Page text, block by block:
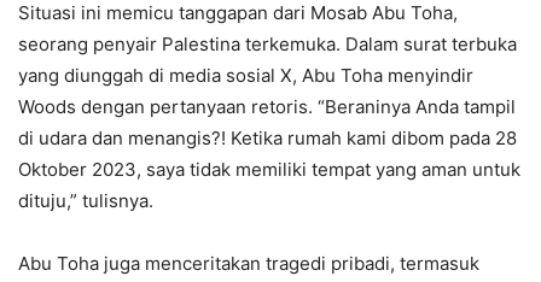
Situasi ini memicu tanggapan dari Mosab Abu Toha,
seorang penyair Palestina terkemuka. Dalam surat terbuka
yang diunggah di media sosial X, Abu Toha menyindir
Woods dengan pertanyaan retoris. “Beraninya Anda tampil
di udara dan menangis?! Ketika rumah kami dibom pada 28
Oktober 2023, saya tidak memiliki tempat yang aman untuk
dituju,” tulisnya.
Abu Toha juga menceritakan tragedi pribadi, termasuk